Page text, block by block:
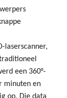
laserscanner,
een 360°-
minuten en